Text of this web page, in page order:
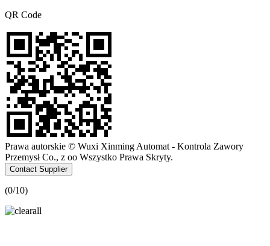
QR Code
Prawa autorskie © Wuxi Xinming Automat - Kontrola Zawory
Przemysł Co., z oo Wszystko Prawa Skryty.
Contact Supplier
(0/10)